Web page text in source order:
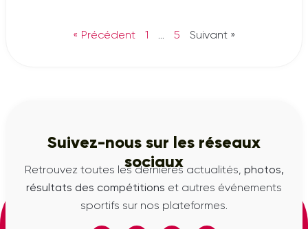
« Précédent 1 … 5 Suivant »
Suivez-nous sur les réseaux
sociaux
Retrouvez toutes les dernières actualités, photos,
résultats des compétitions et autres événements
sportifs sur nos plateformes.